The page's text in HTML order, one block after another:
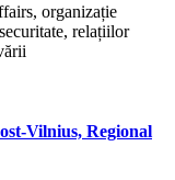
organizație
relațiilor
Vilnius, Regional